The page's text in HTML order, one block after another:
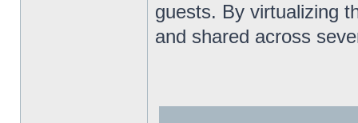
guests. By virtualizing
and shared across